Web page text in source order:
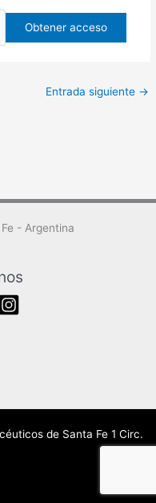
Entrada siguiente →
- Argentina
de Santa Fe 1 Circ.